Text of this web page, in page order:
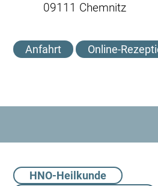
09111 Chemnitz
Anfahrt Online-
HNO-Heilkunde